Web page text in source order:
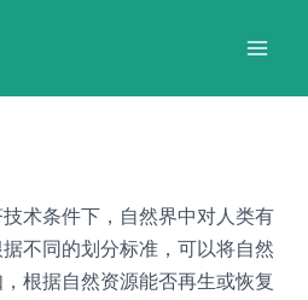
术条件下，自然界中对人类有
不同的划分标准，可以将自然
根据自然资源能否再生或恢复